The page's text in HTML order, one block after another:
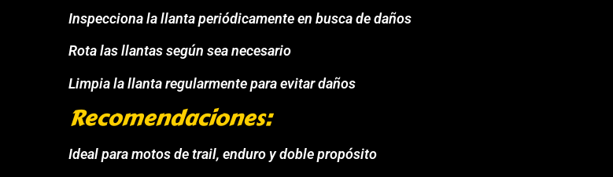
Inspecciona la llanta periódicamente en busca de daños
Rota las llantas según sea necesario
Limpia la llanta regularmente para evitar daños
Recomendaciones:
Ideal para motos de trail, enduro y doble propósito